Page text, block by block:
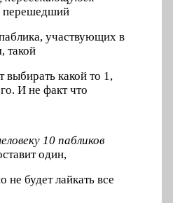
перешедший
участвующих в
такой
выбирать какой то 1,
И не факт что
10 пабликов
один,
будет лайкать все